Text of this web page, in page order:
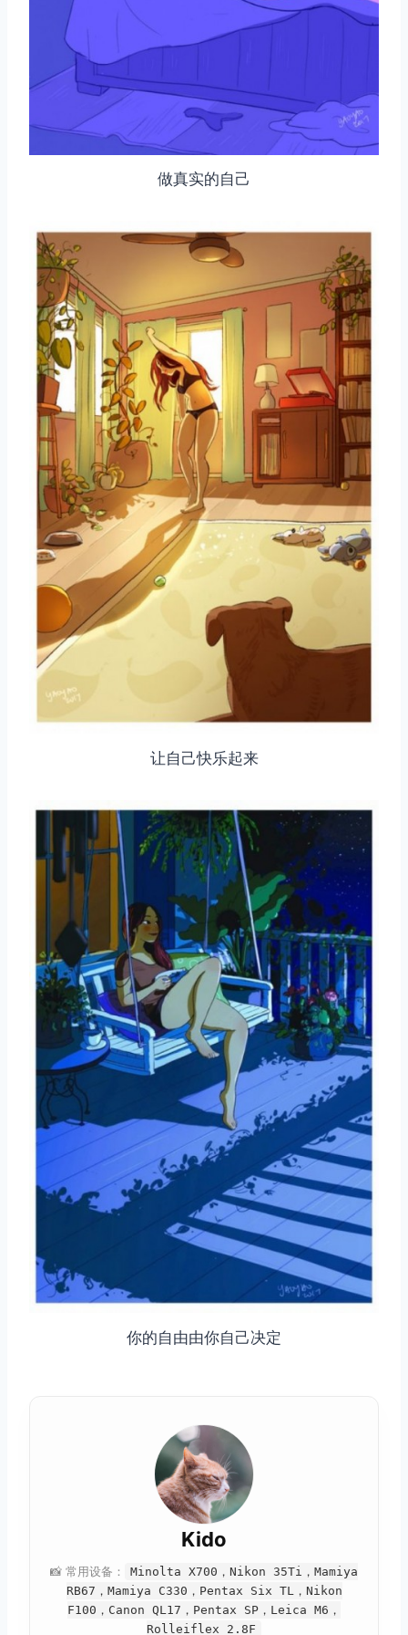
做真实的自己
让自己快乐起来
你的自由由你自己决定
Kido
📸 常用设备：
Minolta X700，Nikon 35Ti，Mamiya
RB67，Mamiya C330，Pentax Six TL，Nikon
F100，Canon QL17，Pentax SP，Leica M6，
Rolleiflex 2.8F